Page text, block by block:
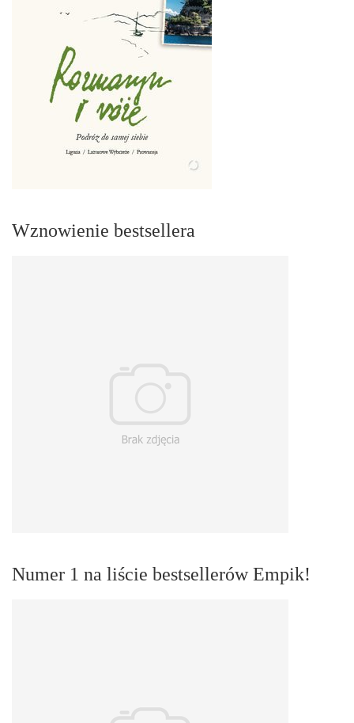
Wznowienie bestsellera
Numer 1 na liście bestsellerów Empik!